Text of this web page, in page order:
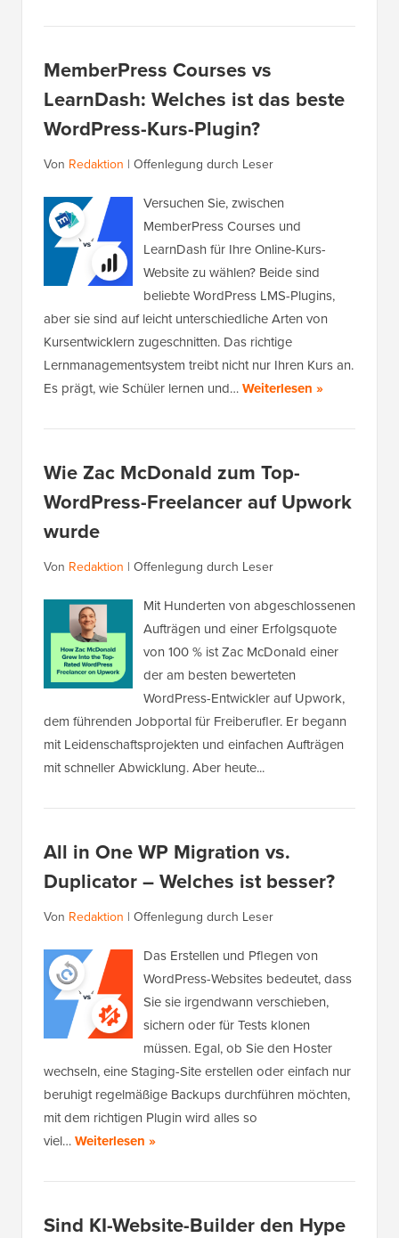
MemberPress Courses vs
LearnDash: Welches ist das beste
WordPress-Kurs-Plugin?
Von Redaktion | Offenlegung durch Leser
Versuchen Sie, zwischen
MemberPress Courses und
LearnDash für Ihre Online-Kurs-
Website zu wählen? Beide sind
beliebte WordPress LMS-Plugins,
aber sie sind auf leicht unterschiedliche Arten von
Kursentwicklern zugeschnitten. Das richtige
Lernmanagementsystem treibt nicht nur Ihren Kurs an.
Es prägt, wie Schüler lernen und…Weiterlesen »
Wie Zac McDonald zum Top-
WordPress-Freelancer auf Upwork
wurde
Von Redaktion | Offenlegung durch Leser
Mit Hunderten von abgeschlossenen
Aufträgen und einer Erfolgsquote
von 100 % ist Zac McDonald einer
der am besten bewerteten
WordPress-Entwickler auf Upwork,
dem führenden Jobportal für Freiberufler. Er begann
mit Leidenschaftsprojekten und einfachen Aufträgen
mit schneller Abwicklung. Aber heute...
All in One WP Migration vs.
Duplicator – Welches ist besser?
Von Redaktion | Offenlegung durch Leser
Das Erstellen und Pflegen von
WordPress-Websites bedeutet, dass
Sie sie irgendwann verschieben,
sichern oder für Tests klonen
müssen. Egal, ob Sie den Hoster
wechseln, eine Staging-Site erstellen oder einfach nur
beruhigt regelmäßige Backups durchführen möchten,
mit dem richtigen Plugin wird alles so
viel…Weiterlesen »
Sind KI-Website-Builder den Hype